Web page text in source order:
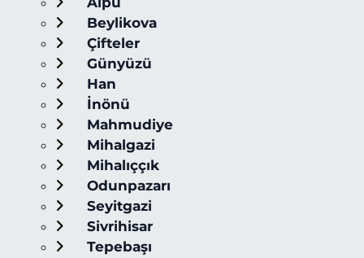
Beylikova
Çifteler
Günyüzü
Han
İnönü
Mahmudiye
Mihalgazi
Mihalıççık
Odunpazarı
Seyitgazi
Sivrihisar
Tepebaşı